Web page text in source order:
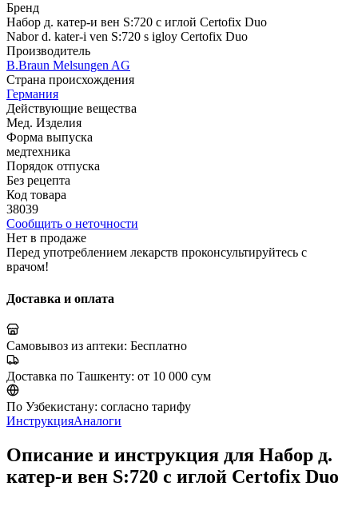
Бренд
Набор д. катер-и вен S:720 с иглой Certofix Duo
Nabor d. kater-i ven S:720 s igloy Certofix Duo
Производитель
B.Braun Melsungen AG
Страна происхождения
Германия
Действующие вещества
Мед. Изделия
Форма выпуска
медтехника
Порядок отпуска
Без рецепта
Код товара
38039
Сообщить о неточности
Нет в продаже
Перед употреблением лекарств проконсультируйтесь с
врачом!
Доставка и оплата
Самовывоз из аптеки: Бесплатно
Доставка по Ташкенту: от 10 000 сум
По Узбекистану: согласно тарифу
ИнструкцияАналоги
Описание и инструкция для Набор д.
катер-и вен S:720 с иглой Certofix Duo